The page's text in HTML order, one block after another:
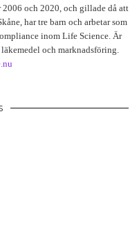
och 2020, och gillade då att
har tre barn och arbetar som
inom Life Science. Är
och marknadsföring.